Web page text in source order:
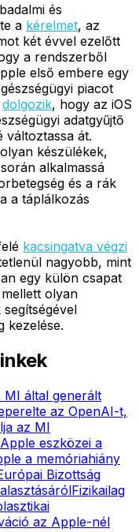
és
a kérelmet, az
két évvel ezelőtt
a rendszerből
első embere egy
piacot
dolgozik, hogy az iOS
adatgyűjtő
változtassa át.
készülékek,
alkalmassá
és a rák
a táplálkozás
kacsingatva végzi
nagyobb, mint
egy külön csapat
olyan
kezelése.
MI által generált
az OpenAI-t,
az MI
eszközei a
a memóriahiány
Bizottság
Fizikailag
az Apple-nél